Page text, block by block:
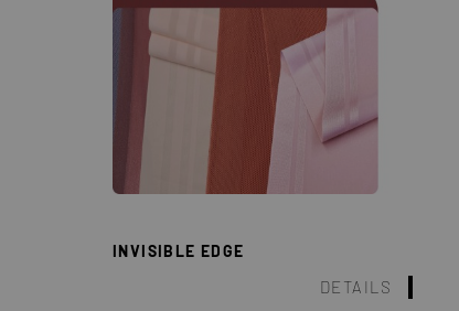
INVISIBLE EDGE
DETAILS